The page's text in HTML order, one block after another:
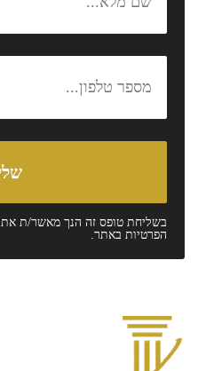
בשליחת טופס זה הנך מאשר/ת את
הפרטיות באתר.